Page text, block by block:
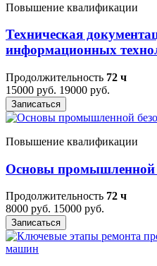
Повышение квалификации
Техническая
информационных
Продолжительность 72 ч
15000 руб. 19000 руб.
Записаться
Повышение квалификации
Основы промышленной
Продолжительность 72 ч
8000 руб. 15000 руб.
Записаться